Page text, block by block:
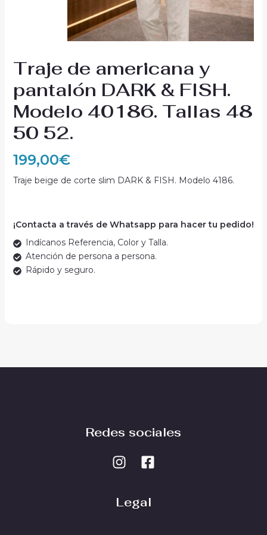
Traje de americana y
pantalón DARK & FISH.
Modelo 40186. Tallas 48
50 52.
199,00€
Traje beige de corte slim DARK & FISH. Modelo 4186.
¡Contacta a través de Whatsapp para hacer tu pedido!
Indícanos Referencia, Color y Talla.
Atención de persona a persona.
Rápido y seguro.
Redes sociales
Legal